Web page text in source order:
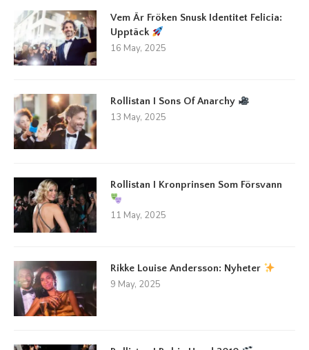
Vem Är Fröken Snusk Identitet Felicia:
Upptäck
16 May, 2025
Rollistan I Sons Of Anarchy
13 May, 2025
Rollistan I Kronprinsen Som Försvann
11 May, 2025
Rikke Louise Andersson: Nyheter
9 May, 2025